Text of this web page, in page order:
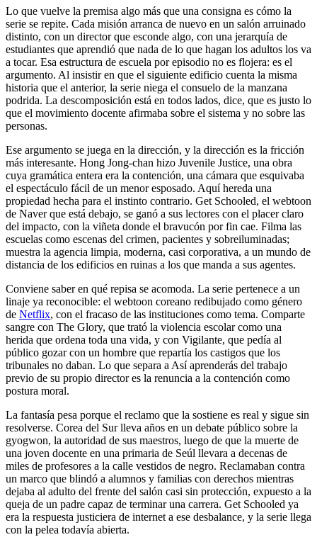
Lo que vuelve la premisa algo más que una consigna es cómo la
serie se repite. Cada misión arranca de nuevo en un salón arruinado
distinto, con un director que esconde algo, con una jerarquía de
estudiantes que aprendió que nada de lo que hagan los adultos los va
a tocar. Esa estructura de escuela por episodio no es flojera: es el
argumento. Al insistir en que el siguiente edificio cuenta la misma
historia que el anterior, la serie niega el consuelo de la manzana
podrida. La descomposición está en todos lados, dice, que es justo lo
que el movimiento docente afirmaba sobre el sistema y no sobre las
personas.
Ese argumento se juega en la dirección, y la dirección es la fricción
más interesante. Hong Jong-chan hizo Juvenile Justice, una obra
cuya gramática entera era la contención, una cámara que esquivaba
el espectáculo fácil de un menor esposado. Aquí hereda una
propiedad hecha para el instinto contrario. Get Schooled, el webtoon
de Naver que está debajo, se ganó a sus lectores con el placer claro
del impacto, con la viñeta donde el bravucón por fin cae. Filma las
escuelas como escenas del crimen, pacientes y sobreiluminadas;
muestra la agencia limpia, moderna, casi corporativa, a un mundo de
distancia de los edificios en ruinas a los que manda a sus agentes.
Conviene saber en qué repisa se acomoda. La serie pertenece a un
linaje ya reconocible: el webtoon coreano redibujado como género
de Netflix, con el fracaso de las instituciones como tema. Comparte
sangre con The Glory, que trató la violencia escolar como una
herida que ordena toda una vida, y con Vigilante, que pedía al
público gozar con un hombre que repartía los castigos que los
tribunales no daban. Lo que separa a Así aprenderás del trabajo
previo de su propio director es la renuncia a la contención como
postura moral.
La fantasía pesa porque el reclamo que la sostiene es real y sigue sin
resolverse. Corea del Sur lleva años en un debate público sobre la
gyogwon, la autoridad de sus maestros, luego de que la muerte de
una joven docente en una primaria de Seúl llevara a decenas de
miles de profesores a la calle vestidos de negro. Reclamaban contra
un marco que blindó a alumnos y familias con derechos mientras
dejaba al adulto del frente del salón casi sin protección, expuesto a la
queja de un padre capaz de terminar una carrera. Get Schooled ya
era la respuesta justiciera de internet a ese desbalance, y la serie llega
con la pelea todavía abierta.